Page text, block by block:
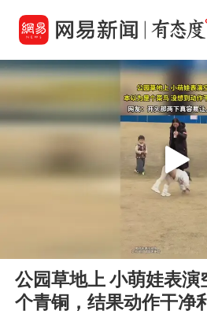
Play
公园草地上 小萌娃表演
个青铜，结果动作干净